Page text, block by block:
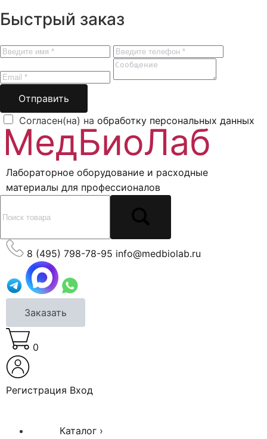
Быстрый заказ
Отправить
Согласен(на) на обработку персональных данных
Лабораторное оборудование и расходные
материалы для профессионалов
8 (495) 798-78-95 info@medbiolab.ru
Заказать
0
Регистрация Вход
Каталог ›